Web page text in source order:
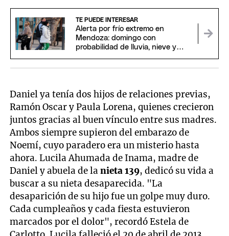
TE PUEDE INTERESAR
Alerta por frío extremo en
Mendoza: domingo con
probabilidad de lluvia, nieve y
Daniel ya tenía dos hijos de relaciones previas,
Ramón Oscar y Paula Lorena, quienes crecieron
juntos gracias al buen vínculo entre sus madres.
Ambos siempre supieron del embarazo de
Noemí, cuyo paradero era un misterio hasta
ahora. Lucila Ahumada de Inama, madre de
Daniel y abuela de lanieta 139, dedicó su vida a
buscar a su nieta desaparecida. "La
desaparición de su hijo fue un golpe muy duro.
Cada cumpleaños y cada fiesta estuvieron
marcados por el dolor", recordó Estela de